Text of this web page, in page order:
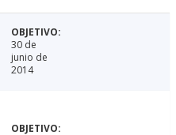
30 de
junio de
2014